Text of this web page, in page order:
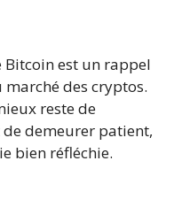
Bitcoin est un rappel
des cryptos.
reste de
demeurer patient,
bien réfléchie.